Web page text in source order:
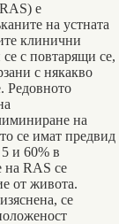
е
на устната
клинични
с повтарящи се,
с някакво
Редовното
на
се имат предвид
и 60% в
на RAS се
от живота.
се